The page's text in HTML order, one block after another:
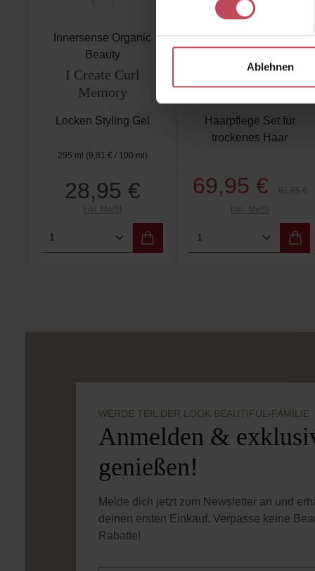
Ablehnen
Innersense Organic
Beauty
I Create Curl
Memory
Locken Styling Gel
295 ml (9,81 € / 100 ml)
Regulärer Preis:
28,95 €
Inkl. MwSt
Produkt Anzahl: Gib den
Innersense Organic
Hydrate Trio
Haarpflege Set für
trockenes Haar
Verkaufspreis:
69,95 €
81,85 €
Inkl. MwSt
Produkt
WERDE TEIL DER LOOK BEAUTIFUL-FAMILIE
Anmelden &
genießen!
Melde dich jetzt zum Newsletter an und
deinen ersten Einkauf. Verpasse keine
Rabatte!